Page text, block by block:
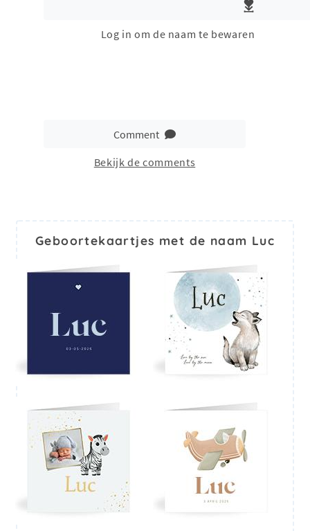
Log in om de naam te bewaren
Comment
Bekijk de comments
Geboortekaartjes met de naam Luc